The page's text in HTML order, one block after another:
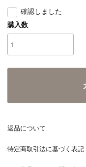
確認しました
購入数
返品について
特定商取引法に基づく表記